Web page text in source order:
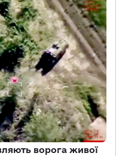
ворога живої